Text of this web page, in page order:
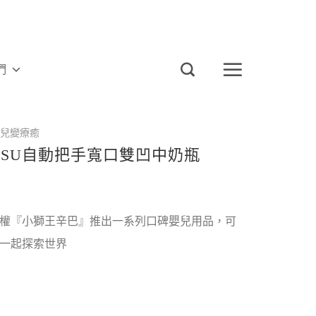
變療癒
自動把手寬口雙凹中奶瓶
『小獅王辛巴』推出一系列口碑嬰兒用品，可
起探索世界